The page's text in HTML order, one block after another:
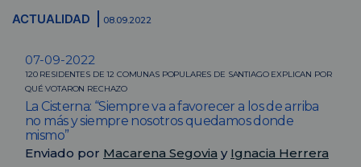
ACTUALIDAD 08.09.2022
07-09-2022
120 RESIDENTES DE 12 COMUNAS POPULARES DE SANTIAGO EXPLICAN POR
QUÉ VOTARON RECHAZO
La Cisterna: “Siempre va a favorecer a los de arriba
no más y siempre nosotros quedamos donde
mismo”
Enviado por Macarena Segovia y Ignacia Herrera